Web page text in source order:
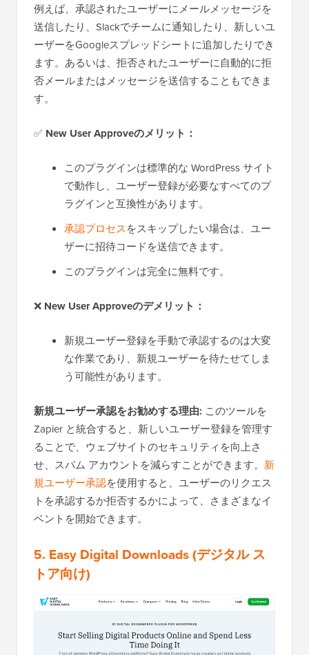
例えば、承認されたユーザーにメールメッセージを
送信したり、Slackでチームに通知したり、新しいユ
ーザーをGoogleスプレッドシートに追加したりでき
ます。あるいは、拒否されたユーザーに自動的に拒
否メールまたはメッセージを送信することもできま
す。
✅ New User Approveのメリット：
このプラグインは標準的な WordPress サイト
で動作し、ユーザー登録が必要なすべてのプ
ラグインと互換性があります。
承認プロセスをスキップしたい場合は、ユー
ザーに招待コードを送信できます。
このプラグインは完全に無料です。
❌ New User Approveのデメリット：
新規ユーザー登録を手動で承認するのは大変
な作業であり、新規ユーザーを待たせてしま
う可能性があります。
新規ユーザー承認をお勧めする理由: このツールを
Zapier と統合すると、新しいユーザー登録を管理す
ることで、ウェブサイトのセキュリティを向上さ
せ、スパム アカウントを減らすことができます。 新
規ユーザー承認を使用すると、ユーザーのリクエス
トを承認するか拒否するかによって、さまざまなイ
ベントを開始できます。
5. Easy Digital Downloads(デジタル ス
トア向け)